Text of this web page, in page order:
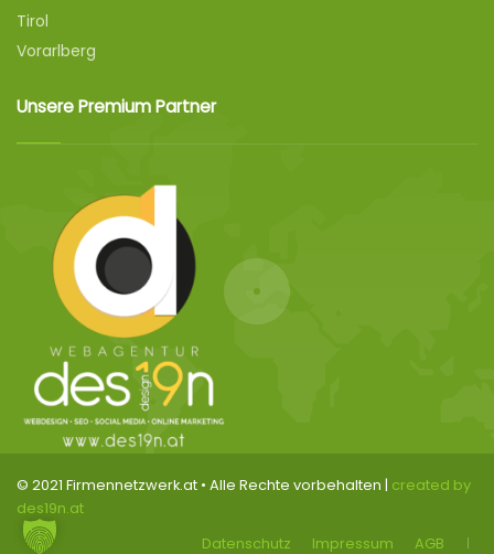
Tirol
Vorarlberg
Unsere Premium Partner
© 2021 Firmennetzwerk.at • Alle Rechte vorbehalten | created by
des19n.at
Datenschutz
Impressum AGB